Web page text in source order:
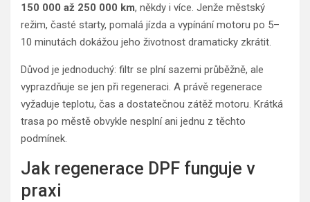
150 000 až 250 000 km, někdy i více. Jenže městský
režim, časté starty, pomalá jízda a vypínání motoru po 5–
10 minutách dokážou jeho životnost dramaticky zkrátit.
Důvod je jednoduchý: filtr se plní sazemi průběžně, ale
vyprazdňuje se jen při regeneraci. A právě regenerace
vyžaduje teplotu, čas a dostatečnou zátěž motoru. Krátká
trasa po městě obvykle nesplní ani jednu z těchto
podmínek.
Jak regenerace DPF funguje v
praxi